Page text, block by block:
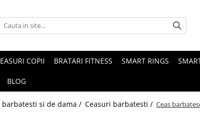
COPII BRATARI FITNESS SMART RINGS
BLOG
si de dama / Ceasuri barbatesti / Ceas